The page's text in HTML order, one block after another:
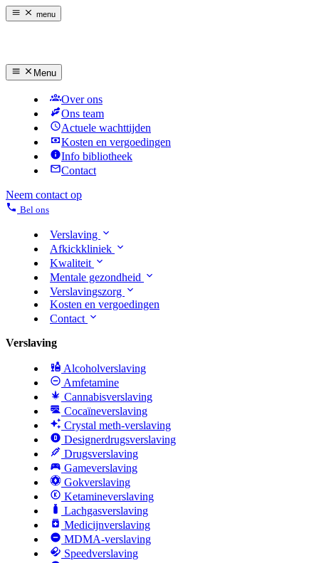
menu
Menu
Over ons
Ons team
Actuele wachttijden
Kosten en vergoedingen
Info bibliotheek
Contact
Neem contact op
Bel ons
Verslaving
Afkickkliniek
Kwaliteit
Mentale gezondheid
Verslavingszorg
Kosten en vergoedingen
Contact
Verslaving
Alcoholverslaving
Amfetamine
Cannabisverslaving
Cocaïneverslaving
Crystal meth-verslaving
Designerdrugsverslaving
Drugsverslaving
Gameverslaving
Gokverslaving
Ketamineverslaving
Lachgasverslaving
Medicijnverslaving
MDMA-verslaving
Speedverslaving